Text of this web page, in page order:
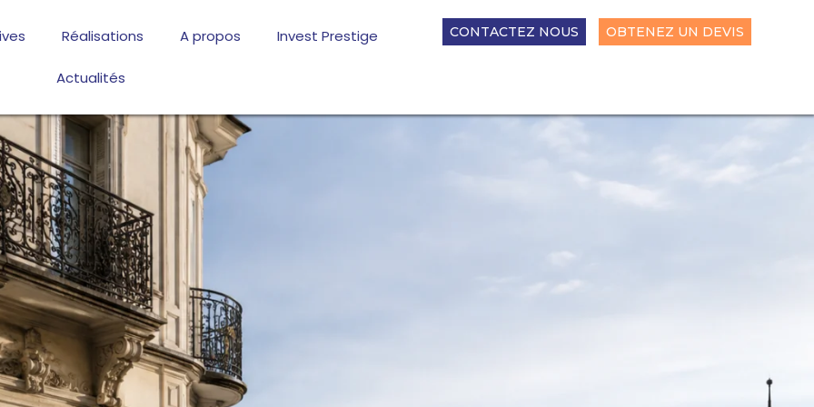
Réalisations A propos Invest Prestige
Actualités
CONTACTEZ NOUS OBTENEZ UN DEVIS